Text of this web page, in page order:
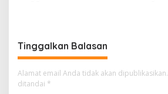
Tinggalkan Balasan
Alamat email Anda tidak akan dipublikasikan.
ditandai *